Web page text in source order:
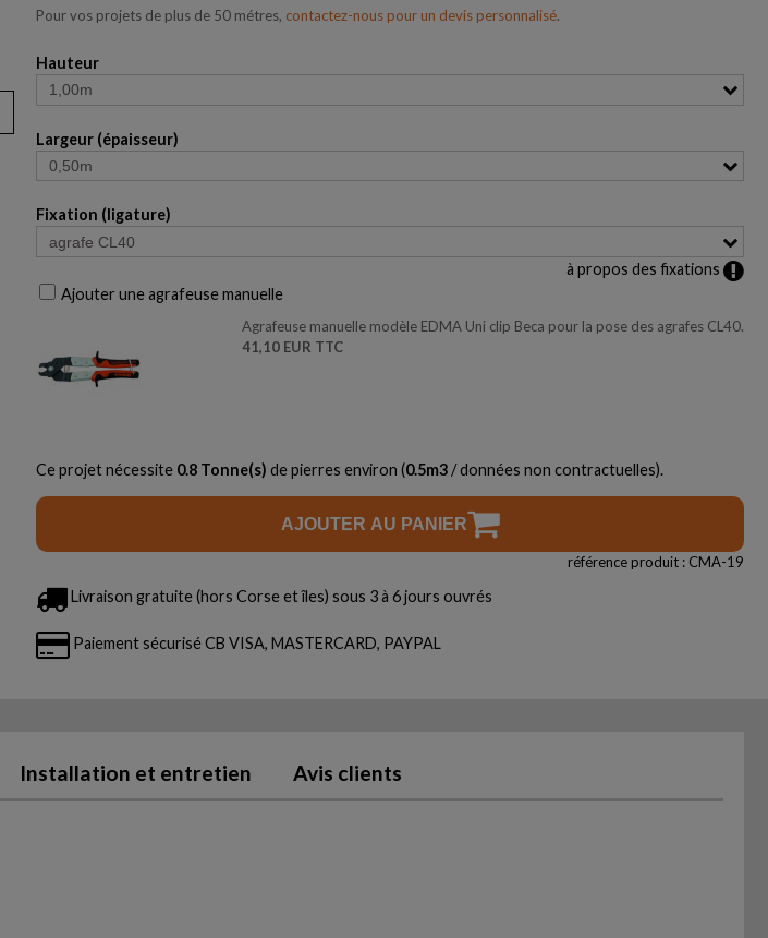
Pour vos projets de plus de 50 métres, contactez-nous pour un devis personnalisé.
Hauteur
Largeur (épaisseur)
Fixation (ligature)
à propos des fixations
Ajouter une agrafeuse manuelle
Agrafeuse manuelle modèle EDMA Uni clip Beca pour la pose des agrafes CL40.
41,10 EUR TTC
Ce projet nécessite 0.8 Tonne(s) de pierres environ (0.5m3 / données non contractuelles).
AJOUTER AU PANIER
référence produit : CMA-19
Livraison gratuite (hors Corse et îles) sous 3 à 6 jours ouvrés
Paiement sécurisé CB VISA, MASTERCARD, PAYPAL
Installation et entretien Avis clients